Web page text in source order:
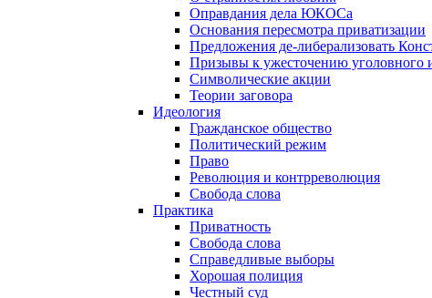
Оправдания дела ЮКОСа
Основания пересмотра приватизации
Предложения де-либерализовать
Призывы к ужесточению уголовного и
Символические акции
Теории заговора
Идеология
Гражданское общество
Политический режим
Право
Революция и контрреволюция
Свобода слова
Практика
Приватность
Свобода слова
Справедливые выборы
Хорошая полиция
Честный суд